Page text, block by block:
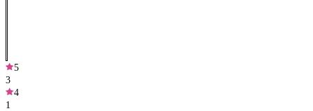
5
3
4
1